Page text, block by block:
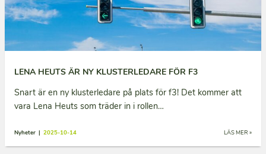
LENA HEUTS ÄR NY KLUSTERLEDARE FÖR F3
Snart är en ny klusterledare på plats för f3! Det kommer att
vara Lena Heuts som träder in i rollen…
LÄS MER »
Nyheter | 2025-10-14